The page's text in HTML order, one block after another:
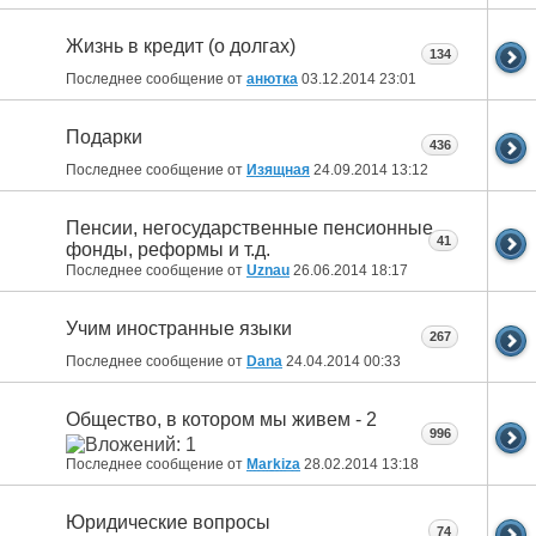
Жизнь в кредит (о долгах)
Последнее сообщение от анютка 03.12.2014 23:01
134
Подарки
Последнее сообщение от Изящная 24.09.2014 13:12
436
Пенсии, негосударственные пенсионные
фонды, реформы и т.д.
Последнее сообщение от Uznau 26.06.2014 18:17
41
Учим иностранные языки
Последнее сообщение от Dana 24.04.2014 00:33
267
Общество, в котором мы живем - 2
Последнее сообщение от Markiza 28.02.2014 13:18
996
Юридические вопросы 74